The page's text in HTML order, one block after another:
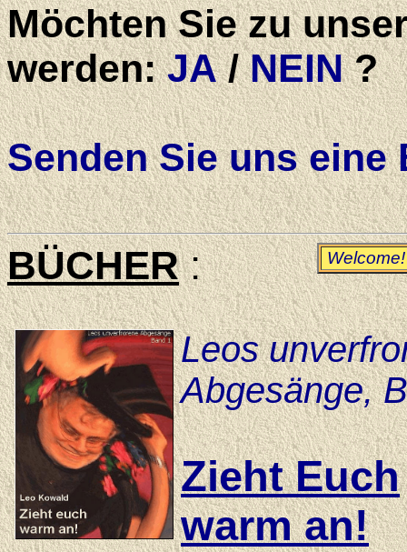
Möchten Sie zu
werden:JA/NEIN?
Senden Sie uns eine
Welcome!
BÜCHER:
Leos
Abgesänge,
Zieht Euch
warm an!